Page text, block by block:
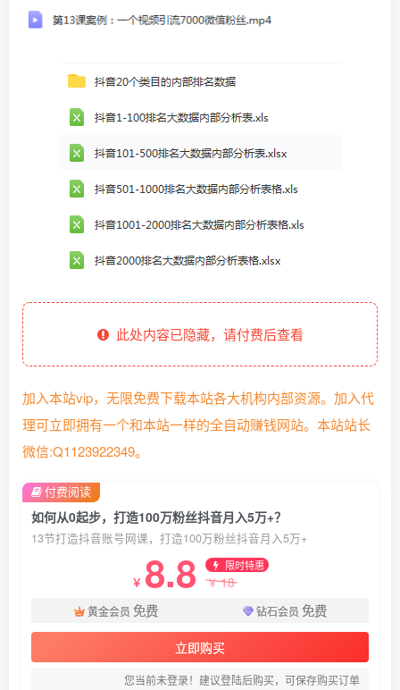
此处内容已隐藏，请付费后查看
加入本站vip，无限免费下载本站各大机构内部资源。加入代
理可立即拥有一个和本站一样的全自动赚钱网站。本站站长
微信:Q1123922349。
如何从0起步，打造100万粉丝抖音月入5万+？
13节打造抖音账号网课，打造100万粉丝抖音月入5万+
￥ 8.8 限时特惠
￥18
黄金会员 免费 钻石会员 免费
立即购买
您当前未登录！建议登陆后购买，可保存购买订单
付费阅读